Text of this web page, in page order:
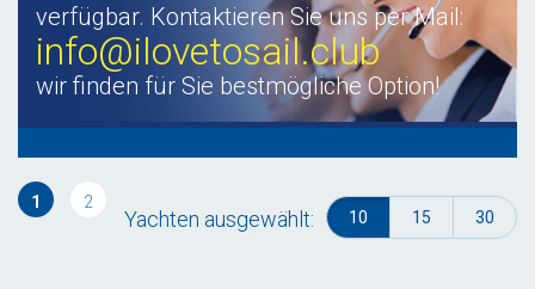
verfügbar. Kontaktieren Sie uns per Mail:
info@ilovetosail.club
wir finden für Sie bestmögliche Option!
1 2
Yachten ausgewählt: 10 15 30